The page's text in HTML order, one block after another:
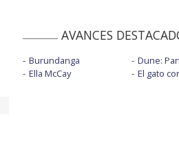
AVANCES
Burundanga
Ella McCay
Dune:
El gato